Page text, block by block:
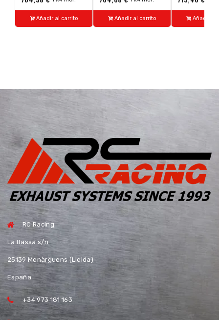
Añadir al carrito Añadir al carrito Añadir al
RC Racing
La Bassa s/n
25139 Menàrguens (Lleida)
España
+34 973 181 163